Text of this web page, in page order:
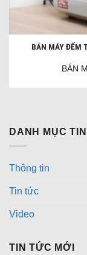
BÁN MÁY ĐẾM
BÁN
DANH MỤC
Thông tin
Tin tức
Video
TIN TỨC MỚI